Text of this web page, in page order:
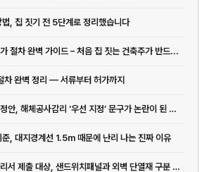
, 집 짓기 전 5단계로 정리했습니다
절차 완벽 가이드 – 처음 집 짓는 건축주가 반드...
차 완벽 정리 — 서류부터 허가까지
[법규] 건축물관리법 개정안, 해체공사감리 ‘우선 지정’ 문구가 논란이 된 이유
, 대지경계선 1.5m 때문에 난리 나는 진짜 이유
[법규] 복합자재 품질관리서 제출 대상, 샌드위치패널과 외벽 단열재 구분 기준